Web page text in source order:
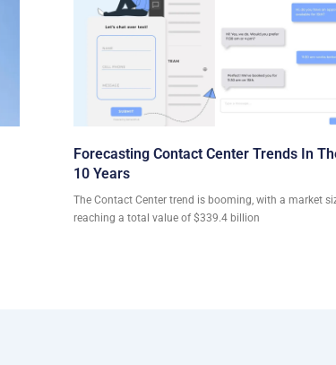
Forecasting Contact Center Trends In
10 Years
The Contact Center trend is booming, with a market
reaching a total value of $339.4 billion